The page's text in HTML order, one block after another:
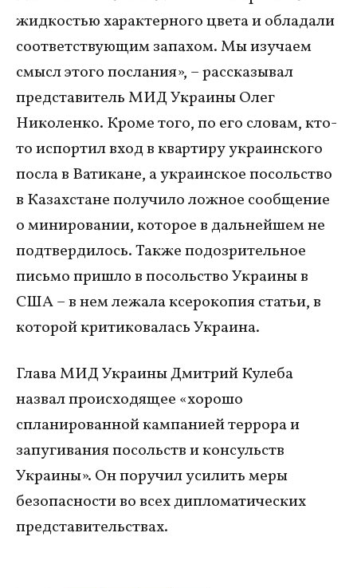
жидкостью характерного цвета и обладали
соответствующим запахом. Мы изучаем
смысл этого послания», – рассказывал
представитель МИД Украины Олег
Николенко. Кроме того, по его словам, кто-
то испортил вход в квартиру украинского
посла в Ватикане, а украинское посольство
в Казахстане получило ложное сообщение
о минировании, которое в дальнейшем не
подтвердилось. Также подозрительное
письмо пришло в посольство Украины в
США – в нем лежала ксерокопия статьи, в
которой критиковалась Украина.
Глава МИД Украины Дмитрий Кулеба
назвал происходящее «хорошо
спланированной кампанией террора и
запугивания посольств и консульств
Украины». Он поручил усилить меры
безопасности во всех дипломатических
представительствах.